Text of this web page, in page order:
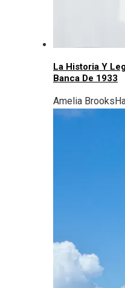
La Historia Y
Banca De 1933
Amelia Brooks